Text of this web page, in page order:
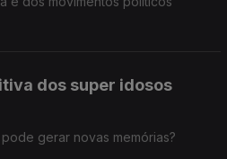
dos super idosos
gerar novas memórias?